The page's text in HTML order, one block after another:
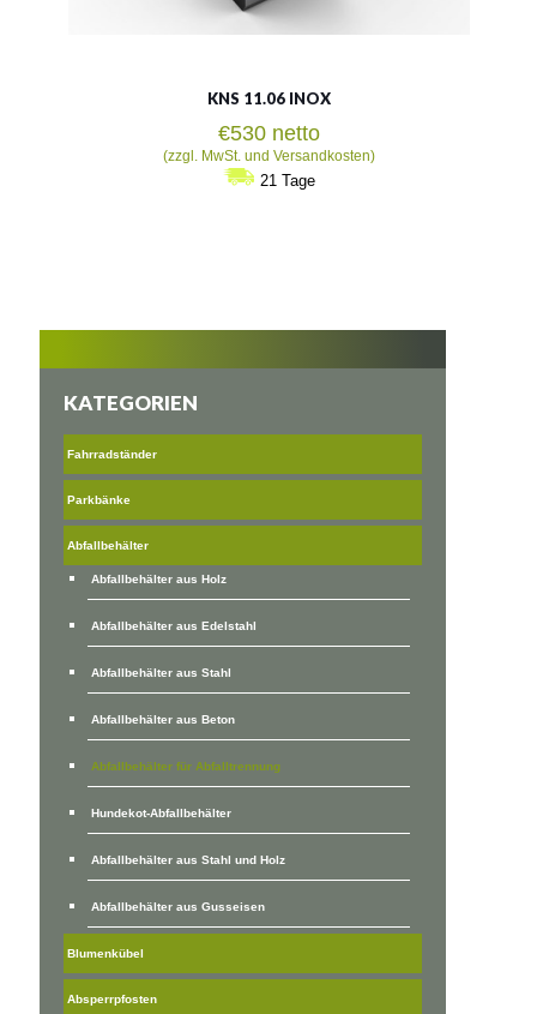
KNS 11.06 INOX
€530 netto
(zzgl. MwSt. und Versandkosten)
21 Tage
KATEGORIEN
Fahrradständer
Parkbänke
Abfallbehälter
Abfallbehälter aus Holz
Abfallbehälter aus Edelstahl
Abfallbehälter aus Stahl
Abfallbehälter aus Beton
Abfallbehälter für Abfalltrennung
Hundekot-Abfallbehälter
Abfallbehälter aus Stahl und Holz
Abfallbehälter aus Gusseisen
Blumenkübel
Absperrpfosten